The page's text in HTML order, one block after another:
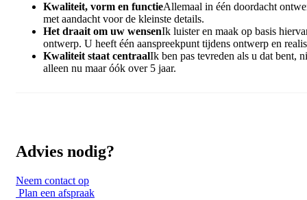
Kwaliteit, vorm en functieAllemaal in één doordacht
met aandacht voor de kleinste details.
Het draait om uw wensenIk luister en maak op basis
ontwerp. U heeft één aanspreekpunt tijdens ontwerp en
Kwaliteit staat centraalIk ben pas tevreden als u dat bent,
alleen nu maar óók over 5 jaar.
Advies nodig?
Neem contact op
Plan een afspraak